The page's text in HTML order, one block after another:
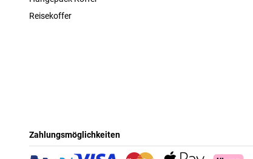
Reisekoffer
Zahlungsmöglichkeiten